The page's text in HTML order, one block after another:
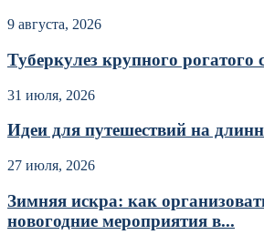
9 августа, 2026
Туберкулез крупного рогатого
31 июля, 2026
Идеи для путешествий на
27 июля, 2026
Зимняя искра: как
новогодние мероприятия в...